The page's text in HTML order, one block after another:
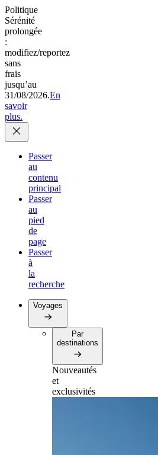
Politique
Sérénité
prolongée
:
modifiez/reportez
sans
frais
jusqu’au
31/08/2026.En
savoir
plus.
Passer
au
contenu
principal
Passer
au
pied
de
page
Passer
à
la
recherche
Voyages
Par
destinations
Nouveautés
et
exclusivités